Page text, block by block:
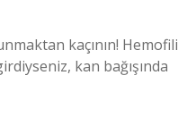
kaçının! Hemofili
kan bağışında